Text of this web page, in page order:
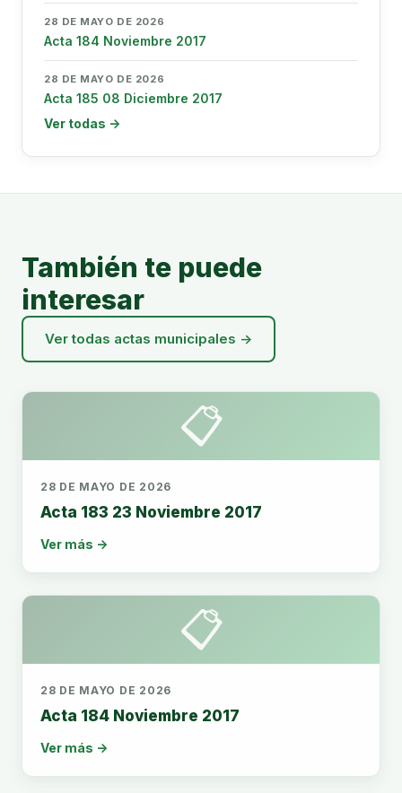
28 DE MAYO DE 2026
Acta 184 Noviembre 2017
28 DE MAYO DE 2026
Acta 185 08 Diciembre 2017
Ver todas →
También te puede
interesar
Ver todas actas municipales →
📋
28 DE MAYO DE 2026
Acta 183 23 Noviembre 2017
Ver más →
📋
28 DE MAYO DE 2026
Acta 184 Noviembre 2017
Ver más →